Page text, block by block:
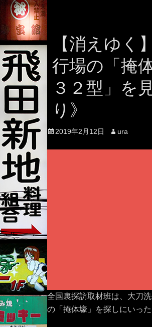
【消えゆく
行場の「掩
３２型」を
り》
Posted
2019年2月12日 Author
ura
全国裏探訪取材班は、大刀
の「掩体壕」を探しにいった